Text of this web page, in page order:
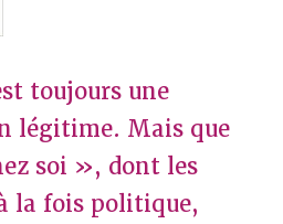
toujours une
légitime. Mais que
soi », dont les
la fois politique,